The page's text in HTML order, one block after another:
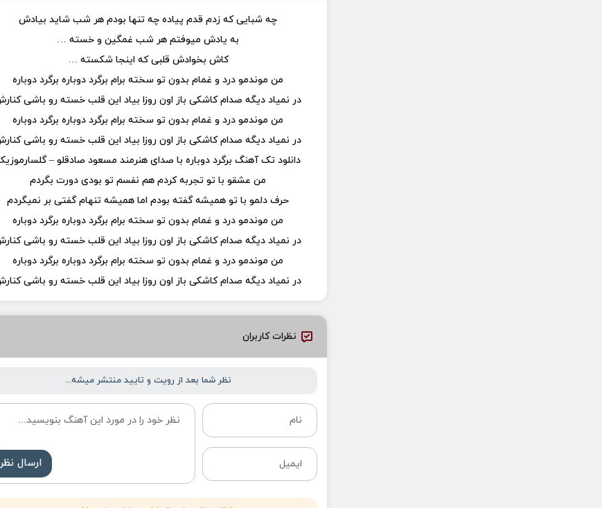
چه شبایی که زدم قدم پیاده چه تنها بودم هر شب شاید بیادش
به یادش میوفتم هر شب غمگین و خسته …
کاش بخوادش قلبی که اینجا شکسته …
من موندمو درد و غمام بدون تو سخته برام برگرد دوباره برگرد دوباره
در نمیاد دیگه صدام کاشکی باز اون روزا بیاد این قلب خسته رو باشی
من موندمو درد و غمام بدون تو سخته برام برگرد دوباره برگرد دوباره
در نمیاد دیگه صدام کاشکی باز اون روزا بیاد این قلب خسته رو باشی
دانلود تک آهنگ برگرد دوباره با صدای هنرمند مسعود صادقلو –
من عشقو با تو تجربه کردم هم نفسم تو بودی دورت بگردم
حرف دلمو با تو همیشه گفته بودم اما همیشه تنهام گفتی بر نمیگردم
من موندمو درد و غمام بدون تو سخته برام برگرد دوباره برگرد دوباره
در نمیاد دیگه صدام کاشکی باز اون روزا بیاد این قلب خسته رو باشی
من موندمو درد و غمام بدون تو سخته برام برگرد دوباره برگرد دوباره
در نمیاد دیگه صدام کاشکی باز اون روزا بیاد این قلب خسته رو باشی
نظرات کاربران
نظر شما بعد از رویت و تایید منتشر میشه...
ارسال نظر